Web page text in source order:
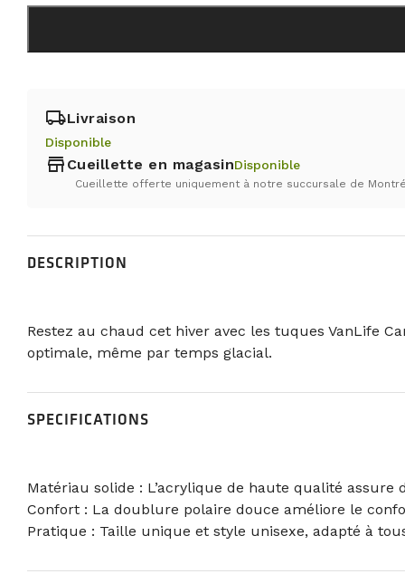
local_shippingLivraison
Disponible
store Cueillette en magasinDisponible
Cueillette offerte uniquement à notre succursale de
DESCRIPTION
Restez au chaud cet hiver avec les tuques VanLife
optimale, même par temps glacial.
SPECIFICATIONS
Matériau solide : L’acrylique de haute qualité
Confort : La doublure polaire douce améliore le
Pratique : Taille unique et style unisexe, adapté à